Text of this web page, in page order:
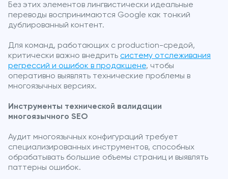
Без этих элементов лингвистически идеальные
переводы воспринимаются Google как тонкий
дублированный контент.
Для команд, работающих с production-средой,
критически важно внедрить систему отслеживания
регрессий и ошибок в продакшене, чтобы
оперативно выявлять технические проблемы в
многоязычных версиях.
Инструменты технической валидации
многоязычного SEO
Аудит многоязычных конфигураций требует
специализированных инструментов, способных
обрабатывать большие объемы страниц и выявлять
паттерны ошибок.